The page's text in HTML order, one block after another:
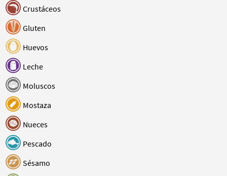
Crustáceos
Gluten
Huevos
Leche
Moluscos
Mostaza
Nueces
Pescado
Sésamo